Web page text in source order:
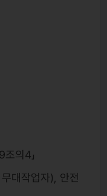
의4」
대작업자), 안전